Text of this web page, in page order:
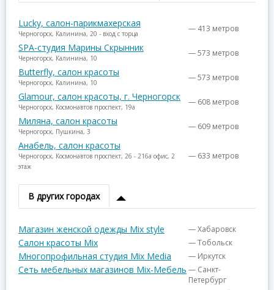
Lucky, салон-парикмахерская
Черногорск, Калинина, 20 - вход с торца — 413 метров
SPA-студия Марины Скрынник
Черногорск, Калинина, 10 — 573 метров
Butterfly, салон красоты
Черногорск, Калинина, 10 — 573 метров
Glamour, салон красоты, г. Черногорск
Черногорск, Космонавтов проспект, 19а — 608 метров
Миляна, салон красоты
Черногорск, Пушкина, 3 — 609 метров
Анабель, салон красоты
Черногорск, Космонавтов проспект, 26 - 216а офис, 2
этаж
— 633 метров
В других городах
Магазин женской одежды Mix style — Хабаровск
Салон красоты Mix — Тобольск
Многопрофильная студия Mix Media — Иркутск
Сеть мебельных магазинов Mix-Мебель — Санкт-
Петербург